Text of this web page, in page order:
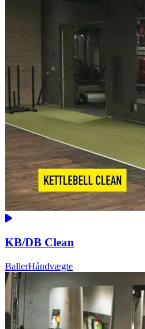
KB/DB Clean
BallerHåndvægte